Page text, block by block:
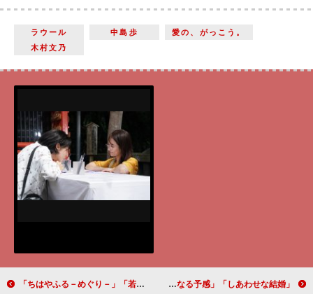
ラウール 中島歩
愛の、がっこう。
木村文乃
「ちはやふる－めぐり－」「若者たちが頑張っている姿を見るとこっちもやる気が出る」「来週はついに綿谷新（新田真剣佑）が登場！」 「しあわせな結婚」「杉野くんの黒川が当たり役になる予感」「いまだに登場人物の半分ぐらいを信用できない」